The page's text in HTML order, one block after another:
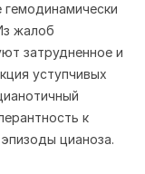
жалоб
затрудненное и
уступчивых
к
цианоза.